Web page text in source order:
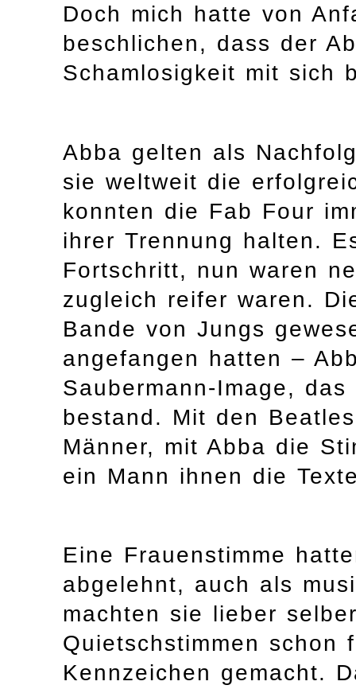
Doch mich hatte von
beschlichen, dass der
Schamlosigkeit mit sich
Abba gelten als
sie weltweit die
konnten die Fab Four
ihrer Trennung halten.
Fortschritt, nun waren
zugleich reifer waren.
Bande von Jungs
angefangen hatten –
Saubermann-Image,
bestand. Mit den
Männer, mit Abba die
ein Mann ihnen die
Eine Frauenstimme
abgelehnt, auch als
machten sie lieber
Quietschstimmen schon
Kennzeichen gemacht.